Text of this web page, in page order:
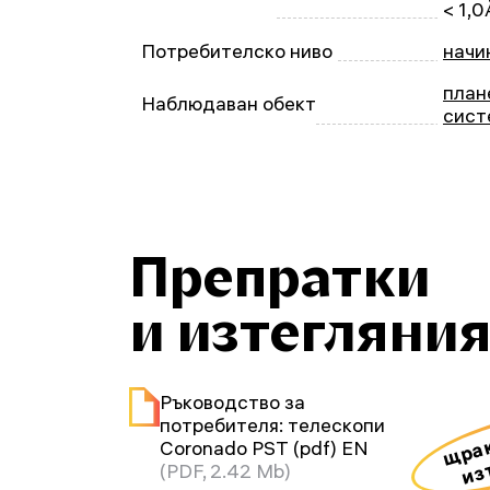
<
Потребителско ниво
Наблюдаван обект
Препратки
и изтегляния
Ръководство за
потребителя: телескопи
Coronado PST (pdf) EN
(PDF, 2.42 Mb)